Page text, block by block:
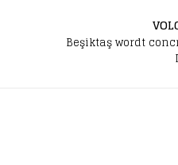
Beşiktaş wordt